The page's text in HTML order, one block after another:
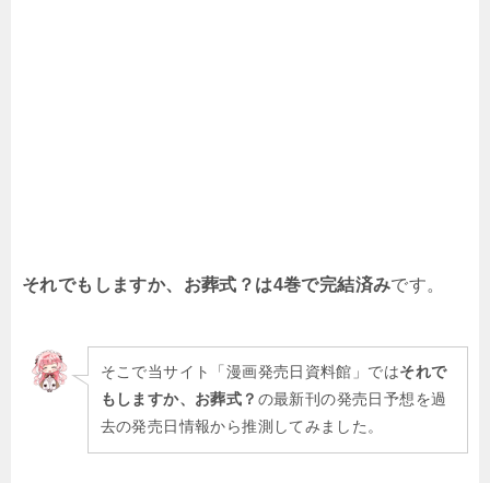
それでもしますか、お葬式？は4巻で完結済みです。
そこで当サイト「漫画発売日資料館」ではそれで
もしますか、お葬式？ の最新刊の発売日予想を過
去の発売日情報から推測してみました。